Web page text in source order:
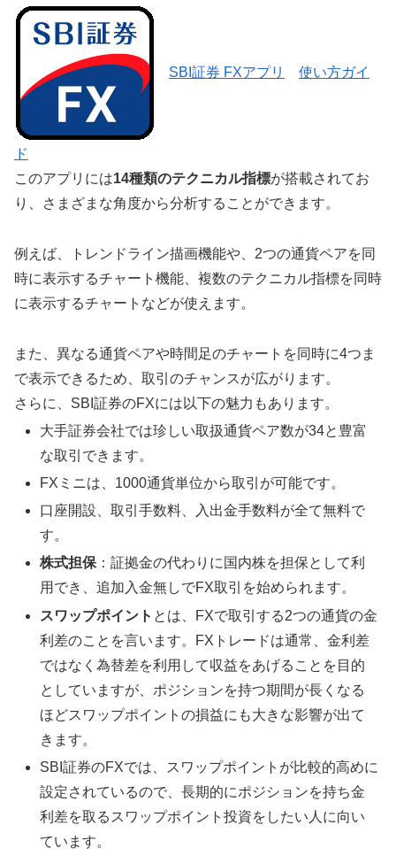
SBI証券 FXアプリ 使い方ガイ
ド
このアプリには14種類のテクニカル指標が搭載されてお
り、さまざまな角度から分析することができます。
例えば、トレンドライン描画機能や、2つの通貨ペアを同
時に表示するチャート機能、複数のテクニカル指標を同時
に表示するチャートなどが使えます。
また、異なる通貨ペアや時間足のチャートを同時に4つま
で表示できるため、取引のチャンスが広がります。
さらに、SBI証券のFXには以下の魅力もあります。
大手証券会社では珍しい取扱通貨ペア数が34と豊富
な取引できます。
FXミニは、1000通貨単位から取引が可能です。
口座開設、取引手数料、入出金手数料が全て無料で
す。
株式担保：証拠金の代わりに国内株を担保として利
用でき、追加入金無しでFX取引を始められます。
スワップポイント とは、FXで取引する2つの通貨の金
利差のことを言います。FXトレードは通常、金利差
ではなく為替差を利用して収益をあげることを目的
としていますが、ポジションを持つ期間が長くなる
ほどスワップポイントの損益にも大きな影響が出て
きます。
SBI証券のFXでは、スワップポイントが比較的高めに
設定されているので、長期的にポジションを持ち金
利差を取るスワップポイント投資をしたい人に向い
ています。